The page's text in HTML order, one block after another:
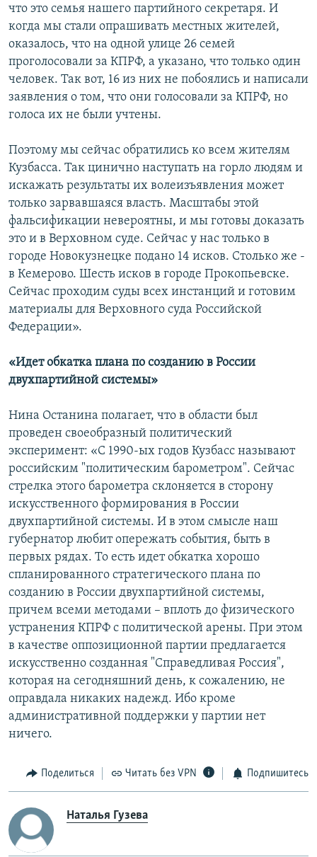
что это семья нашего партийного секретаря. И
когда мы стали опрашивать местных жителей,
оказалось, что на одной улице 26 семей
проголосовали за КПРФ, а указано, что только один
человек. Так вот, 16 из них не побоялись и написали
заявления о том, что они голосовали за КПРФ, но
голоса их не были учтены.
Поэтому мы сейчас обратились ко всем жителям
Кузбасса. Так цинично наступать на горло людям и
искажать результаты их волеизъявления может
только зарвавшаяся власть. Масштабы этой
фальсификации невероятны, и мы готовы доказать
это и в Верховном суде. Сейчас у нас только в
городе Новокузнецке подано 14 исков. Столько же -
в Кемерово. Шесть исков в городе Прокопьевске.
Сейчас проходим суды всех инстанций и готовим
материалы для Верховного суда Российской
Федерации».
«Идет обкатка плана по созданию в России
двухпартийной системы»
Нина Останина полагает, что в области был
проведен своеобразный политический
эксперимент: «С 1990-ых годов Кузбасс называют
российским "политическим барометром". Сейчас
стрелка этого барометра склоняется в сторону
искусственного формирования в России
двухпартийной системы. И в этом смысле наш
губернатор любит опережать события, быть в
первых рядах. То есть идет обкатка хорошо
спланированного стратегического плана по
созданию в России двухпартийной системы,
причем всеми методами – вплоть до физического
устранения КПРФ с политической арены. При этом
в качестве оппозиционной партии предлагается
искусственно созданная "Справедливая Россия",
которая на сегодняшний день, к сожалению, не
оправдала никаких надежд. Ибо кроме
административной поддержки у партии нет
ничего.
Поделиться Читать без VPN Подпишитесь
Наталья Гузева